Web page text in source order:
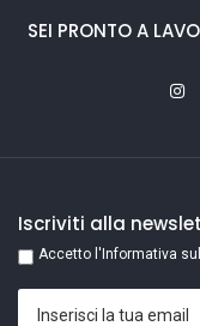
SEI PRONTO A
Iscriviti alla
Accetto l'Informativa